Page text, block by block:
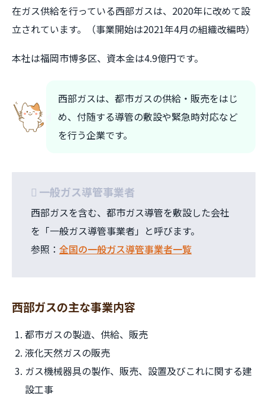
在ガス供給を行っている西部ガスは、2020年に改めて設
立されています。（事業開始は2021年4月の組織改編時）
本社は福岡市博多区、資本金は4.9億円です。
西部ガスは、都市ガスの供給・販売をはじ
め、付随する導管の敷設や緊急時対応など
を行う企業です。
一般ガス導管事業者
西部ガスを含む、都市ガス導管を敷設した会社
を「一般ガス導管事業者」と呼びます。
参照： 全国の一般ガス導管事業者一覧
西部ガスの主な事業内容
都市ガスの製造、供給、販売
液化天然ガスの販売
ガス機械器具の製作、販売、設置及びこれに関する建
設工事